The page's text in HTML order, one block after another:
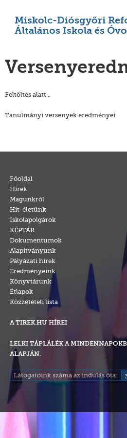
Miskolc-Diósgyőri
Általános Iskola és
Feltöltés alatt...
Tanulmányi versenyek eredményei.
Főoldal
Hírek
Magunkról
Hit-életünk
Iskolapolgárok
KÉPTÁR
Dokumentumok
Alapítványunk
Pályázati hírek
Eredményeink
Könyvtárunk
Étlapok
Közzétételi lista
A TIREK.HU HÍREI
LELKI TÁPLÁLÉK A
ALAPJÁN.
Látogatóink száma az indulás óta: